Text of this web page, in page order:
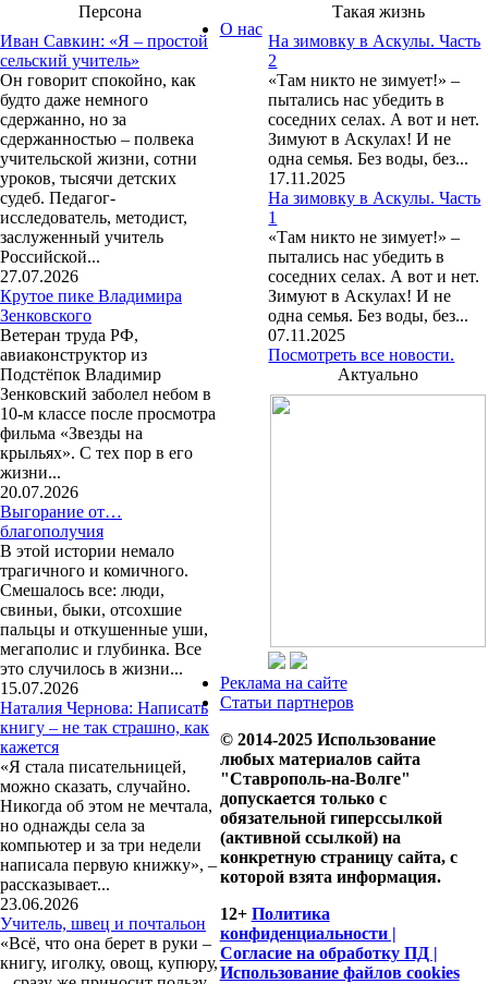
Персона
Иван Савкин: «Я – простой
сельский учитель»
Он говорит спокойно, как
будто даже немного
сдержанно, но за
сдержанностью – полвека
учительской жизни, сотни
уроков, тысячи детских
судеб. Педагог-
исследователь, методист,
заслуженный учитель
Российской...
27.07.2026
Крутое пике Владимира
Зенковского
Ветеран труда РФ,
авиаконструктор из
Подстёпок Владимир
Зенковский заболел небом в
10-м классе после просмотра
фильма «Звезды на
крыльях». С тех пор в его
жизни...
20.07.2026
Выгорание от…
благополучия
В этой истории немало
трагичного и комичного.
Смешалось все: люди,
свиньи, быки, отсохшие
пальцы и откушенные уши,
мегаполис и глубинка. Все
это случилось в жизни...
15.07.2026
Наталия Чернова: Написать
книгу – не так страшно, как
кажется
«Я стала писательницей,
можно сказать, случайно.
Никогда об этом не мечтала,
но однажды села за
компьютер и за три недели
написала первую книжку», –
рассказывает...
23.06.2026
Учитель, швец и почтальон
«Всё, что она берет в руки –
книгу, иголку, овощ, купюру,
Такая жизнь
На зимовку в Аскулы. Часть
2
«Там никто не зимует!» –
пытались нас убедить в
соседних селах. А вот и нет.
Зимуют в Аскулах! И не
одна семья. Без воды, без...
17.11.2025
На зимовку в Аскулы. Часть
1
«Там никто не зимует!» –
пытались нас убедить в
соседних селах. А вот и нет.
Зимуют в Аскулах! И не
одна семья. Без воды, без...
07.11.2025
Посмотреть все новости.
Актуально
О нас
Реклама на сайте
Статьи партнеров
© 2014-2025 Использование
любых материалов сайта
"Ставрополь-на-Волге"
допускается только с
обязательной гиперссылкой
(активной ссылкой) на
конкретную страницу сайта, с
которой взята информация.
12+ Политика
конфиденциальности |
Согласие на обработку ПД |
Использование файлов cookies